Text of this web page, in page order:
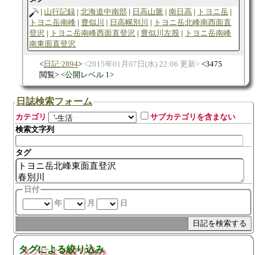
山行記録
北海道中南部 日高山脈 南日高
トヨニ岳
トヨニ岳南峰
豊似川 日高幌別川
トヨニ岳北峰南西面直
登沢
トヨニ岳南峰西面直登沢 豊似川左股
トヨニ岳南峰
南東面直登沢
日記:2894 2015年01月07日(水) 22:06 更新
3475
閲覧
公開レベル 1
日誌検索フォーム
カテゴリ
サブカテゴリを含まない
検索文字列
タグ
日付
年
月 日
タグによる絞り込み